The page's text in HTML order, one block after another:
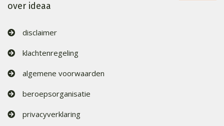
over ideaa
disclaimer
klachtenregeling
algemene voorwaarden
beroepsorganisatie
privacyverklaring